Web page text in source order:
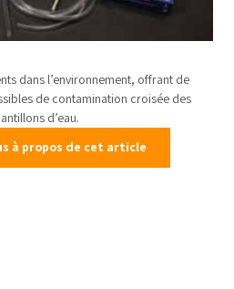
dans l’environnement, offrant de
de contamination croisée des
d’eau.
à propos de cet article